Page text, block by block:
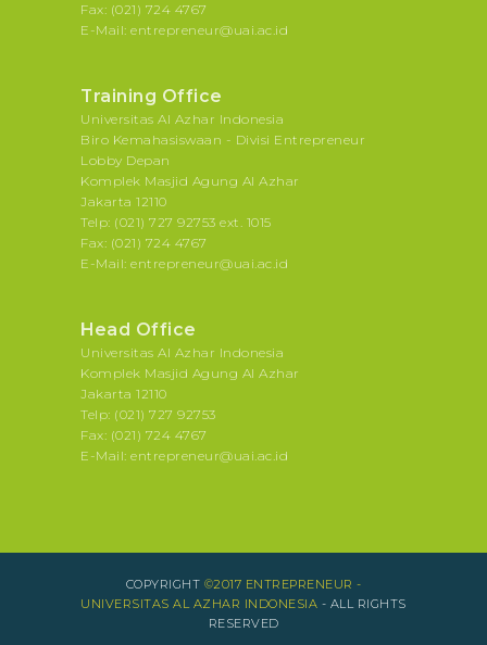
Fax: (021) 724 4767
E-Mail: entrepreneur@uai.ac.id
Training Office
Universitas Al Azhar Indonesia
Biro Kemahasiswaan - Divisi Entrepreneur
Lobby Depan
Komplek Masjid Agung Al Azhar
Jakarta 12110
Telp: (021) 727 92753 ext. 1015
Fax: (021) 724 4767
E-Mail: entrepreneur@uai.ac.id
Head Office
Universitas Al Azhar Indonesia
Komplek Masjid Agung Al Azhar
Jakarta 12110
Telp: (021) 727 92753
Fax: (021) 724 4767
E-Mail: entrepreneur@uai.ac.id
COPYRIGHT ©2017 ENTREPRENEUR -
UNIVERSITAS AL AZHAR INDONESIA - ALL RIGHTS
RESERVED